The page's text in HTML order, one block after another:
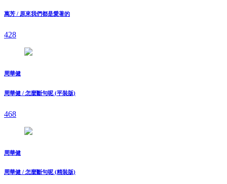
萬芳 / 原來我們都是愛著的
428
周華健
周華健 / 怎麼斷句呢 (平裝版)
468
周華健
周華健 / 怎麼斷句呢 (精裝版)